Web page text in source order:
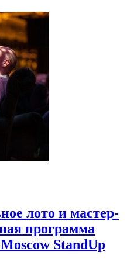
лото и мастер-
программа
StandUp